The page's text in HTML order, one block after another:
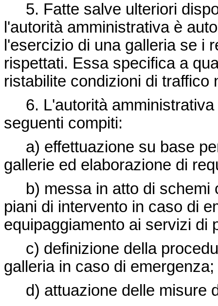
5. Fatte salve ulteriori
l'autorità amministrativa è
l'esercizio di una galleria se i
rispettati. Essa specifica a
ristabilite condizioni di traffico
6. L'autorità
seguenti compiti:
a) effettuazione su base
gallerie ed elaborazione di
b) messa in atto di
piani di intervento in caso di
equipaggiamento ai servizi di
c) definizione della
galleria in caso di emergenza;
d) attuazione delle misure